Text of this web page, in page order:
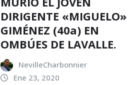
DIRIGENTE «MIGUELO»
GIMÉNEZ (40a) EN
OMBÚES DE LAVALLE.
NevilleCharbonnier
Ene 23, 2020